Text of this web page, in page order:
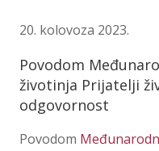
20. kolovoza 2023.
Povodom
životinja Prijatelji
odgovornost
Povodom